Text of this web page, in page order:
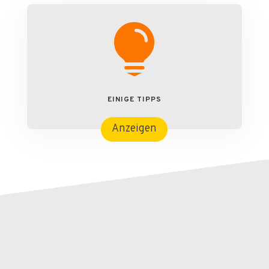

EINIGE TIPPS
Anzeigen